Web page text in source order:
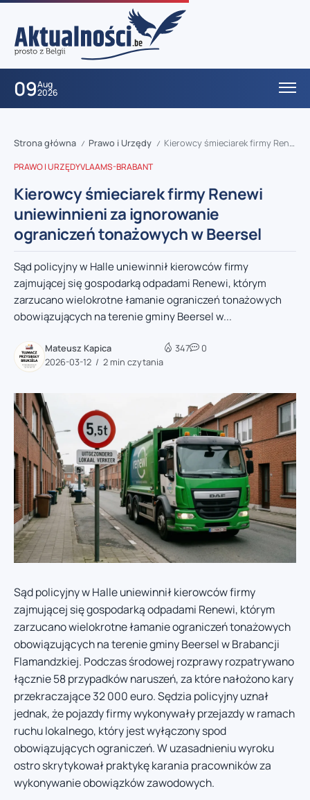
09Aug
2026
Strona główna / Prawo i Urzędy / Kierowcy śmieciarek firmy Renewi uniewinnieni za ignorowanie ograniczeń tonażowych w Beersel
PRAWO I URZĘDYVLAAMS-BRABANT
Kierowcy śmieciarek firmy Renewi
uniewinnieni za ignorowanie
ograniczeń tonażowych w Beersel
Sąd policyjny w Halle uniewinnił kierowców firmy
zajmującej się gospodarką odpadami Renewi, którym
zarzucano wielokrotne łamanie ograniczeń tonażowych
obowiązujących na terenie gminy Beersel w...
Mateusz Kapica
2026-03-12
2 min czytania
347 0
Sąd policyjny w Halle uniewinnił kierowców firmy
zajmującej się gospodarką odpadami Renewi, którym
zarzucano wielokrotne łamanie ograniczeń tonażowych
obowiązujących na terenie gminy Beersel w Brabancji
Flamandzkiej. Podczas środowej rozprawy rozpatrywano
łącznie 58 przypadków naruszeń, za które nałożono kary
przekraczające 32 000 euro. Sędzia policyjny uznał
jednak, że pojazdy firmy wykonywały przejazdy w ramach
ruchu lokalnego, który jest wyłączony spod
obowiązujących ograniczeń. W uzasadnieniu wyroku
ostro skrytykował praktykę karania pracowników za
wykonywanie obowiązków zawodowych.